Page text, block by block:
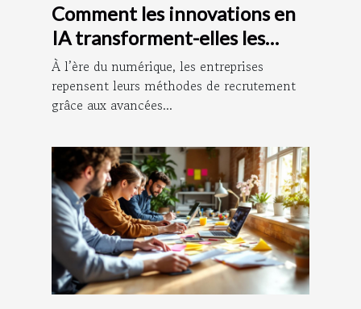
Comment les innovations en
IA transforment-elles les
méthodes de recrutement ?
À l’ère du numérique, les entreprises
repensent leurs méthodes de recrutement
grâce aux avancées...